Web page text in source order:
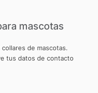
mascotas
de mascotas.
tus datos de contacto